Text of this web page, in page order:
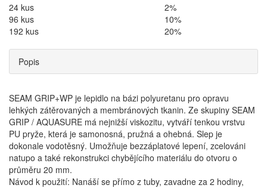
24 kus
2%
96 kus
10%
192 kus
20%
Popis
SEAM GRIP+WP je lepidlo na bázi polyuretanu pro opravu
lehkých zátěrovaných a membránových tkanin. Ze skupiny SEAM
GRIP / AQUASURE má nejnižší viskozitu, vytváří tenkou vrstvu
PU pryže, která je samonosná, pružná a ohebná. Slep je
dokonale vodotěsný. Umožňuje bezzáplatové lepení, zcelováni
natupo a také rekonstrukci chybějícího materiálu do otvoru o
průměru 20 mm.
Návod k použití: Nanáší se přímo z tuby, zavadne za 2 hodiny,